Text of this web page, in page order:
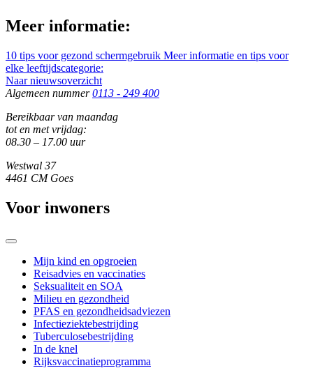
Meer informatie:
10 tips voor gezond schermgebruik Meer informatie en tips voor
elke leeftijdscategorie:
Naar nieuwsoverzicht
Algemeen nummer 0113 - 249 400
Bereikbaar van maandag
tot en met vrijdag:
08.30 – 17.00 uur
Westwal 37
4461 CM Goes
Voor inwoners
Mijn kind en opgroeien
Reisadvies en vaccinaties
Seksualiteit en SOA
Milieu en gezondheid
PFAS en gezondheidsadviezen
Infectieziektebestrijding
Tuberculosebestrijding
In de knel
Rijksvaccinatieprogramma